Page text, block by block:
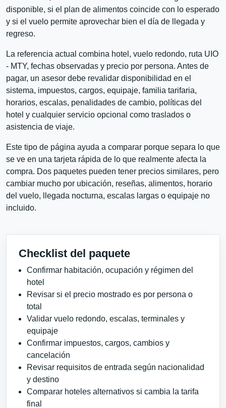
disponible, si el plan de alimentos coincide con lo esperado
y si el vuelo permite aprovechar bien el día de llegada y
regreso.
La referencia actual combina hotel, vuelo redondo, ruta UIO
- MTY, fechas observadas y precio por persona. Antes de
pagar, un asesor debe revalidar disponibilidad en el
sistema, impuestos, cargos, equipaje, familia tarifaria,
horarios, escalas, penalidades de cambio, políticas del
hotel y cualquier servicio opcional como traslados o
asistencia de viaje.
Este tipo de página ayuda a comparar porque separa lo que
se ve en una tarjeta rápida de lo que realmente afecta la
compra. Dos paquetes pueden tener precios similares, pero
cambiar mucho por ubicación, reseñas, alimentos, horario
del vuelo, llegada nocturna, escalas largas o equipaje no
incluido.
Checklist del paquete
Confirmar habitación, ocupación y régimen del
hotel
Revisar si el precio mostrado es por persona o
total
Validar vuelo redondo, escalas, terminales y
equipaje
Confirmar impuestos, cargos, cambios y
cancelación
Revisar requisitos de entrada según nacionalidad
y destino
Comparar hoteles alternativos si cambia la tarifa
final